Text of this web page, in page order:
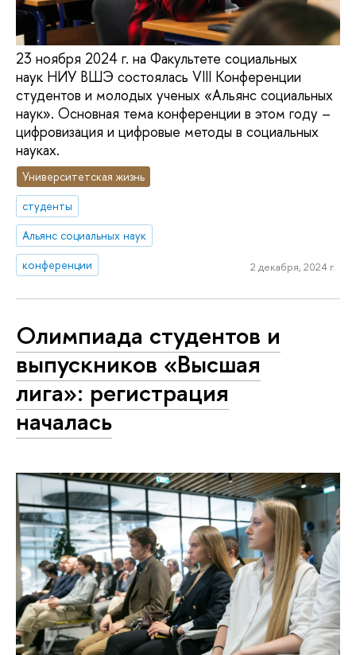
23 ноября 2024 г. на Факультете социальных
наук НИУ ВШЭ состоялась VIII Конференции
студентов и молодых ученых «Альянс социальных
наук». Основная тема конференции в этом году –
цифровизация и цифровые методы в социальных
науках.
Университетская жизнь
студенты
Альянс социальных наук
конференции
2 декабря, 2024 г.
Олимпиада студентов и
выпускников «Высшая
лига»: регистрация
началась